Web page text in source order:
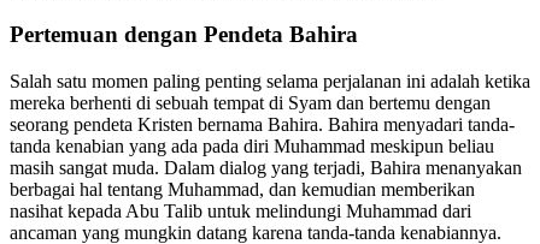
Pertemuan dengan Pendeta Bahira
Salah satu momen paling penting selama perjalanan ini adalah ketika
mereka berhenti di sebuah tempat di Syam dan bertemu dengan
seorang pendeta Kristen bernama Bahira. Bahira menyadari tanda-
tanda kenabian yang ada pada diri Muhammad meskipun beliau
masih sangat muda. Dalam dialog yang terjadi, Bahira menanyakan
berbagai hal tentang Muhammad, dan kemudian memberikan
nasihat kepada Abu Talib untuk melindungi Muhammad dari
ancaman yang mungkin datang karena tanda-tanda kenabiannya.